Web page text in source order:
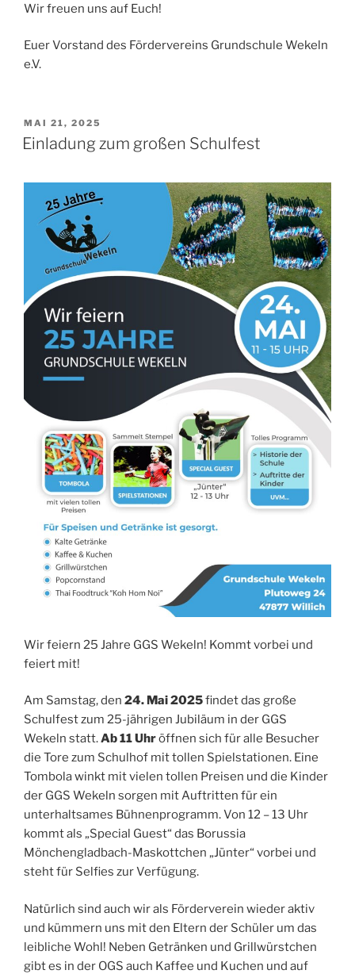
Wir freuen uns auf Euch!
Euer Vorstand des Fördervereins Grundschule Wekeln
e.V.
VERÖFFENTLICHT
AM
MAI 21, 2025
Einladung zum großen Schulfest
Wir feiern 25 Jahre GGS Wekeln! Kommt vorbei und
feiert mit!
Am Samstag, den 24. Mai 2025findet das große
Schulfest zum 25-jährigen Jubiläum in der GGS
Wekeln statt.Ab 11 Uhröffnen sich für alle Besucher
die Tore zum Schulhof mit tollen Spielstationen. Eine
Tombola winkt mit vielen tollen Preisen und die Kinder
der GGS Wekeln sorgen mit Auftritten für ein
unterhaltsames Bühnenprogramm. Von 12 – 13 Uhr
kommt als „Special Guest“ das Borussia
Mönchengladbach-Maskottchen „Jünter“ vorbei und
steht für Selfies zur Verfügung.
Natürlich sind auch wir als Förderverein wieder aktiv
und kümmern uns mit den Eltern der Schüler um das
leibliche Wohl! Neben Getränken und Grillwürstchen
gibt es in der OGS auch Kaffee und Kuchen und auf